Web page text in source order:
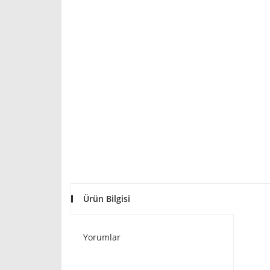
Ürün Bilgisi
Yorumlar